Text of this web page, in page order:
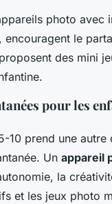
photo avec
le
des mini
pour les
10 prend une
Un appareil
la
et les jeux photo